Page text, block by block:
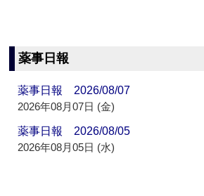
薬事日報
薬事日報 2026/08/07
2026年08月07日 (金)
薬事日報 2026/08/05
2026年08月05日 (水)